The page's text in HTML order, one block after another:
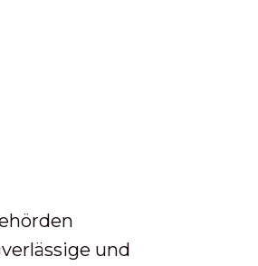
und